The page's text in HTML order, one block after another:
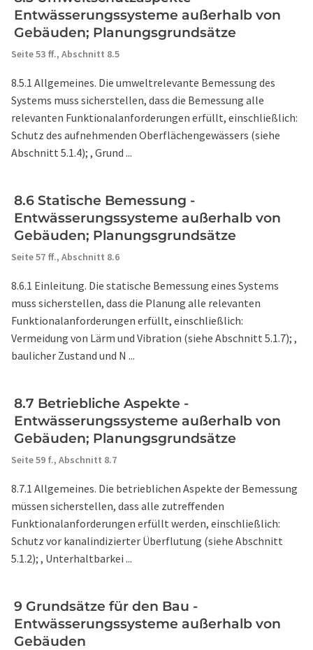
Entwässerungssysteme außerhalb von
Gebäuden; Planungsgrundsätze
Seite 53 ff., Abschnitt 8.5
8.5.1 Allgemeines. Die umweltrelevante Bemessung des
Systems muss sicherstellen, dass die Bemessung alle
relevanten Funktionalanforderungen erfüllt, einschließlich:
Schutz des aufnehmenden Oberflächengewässers (siehe
Abschnitt 5.1.4); , Grund ...
8.6 Statische Bemessung -
Entwässerungssysteme außerhalb von
Gebäuden; Planungsgrundsätze
Seite 57 ff., Abschnitt 8.6
8.6.1 Einleitung. Die statische Bemessung eines Systems
muss sicherstellen, dass die Planung alle relevanten
Funktionalanforderungen erfüllt, einschließlich:
Vermeidung von Lärm und Vibration (siehe Abschnitt 5.1.7); ,
baulicher Zustand und N ...
8.7 Betriebliche Aspekte -
Entwässerungssysteme außerhalb von
Gebäuden; Planungsgrundsätze
Seite 59 f., Abschnitt 8.7
8.7.1 Allgemeines. Die betrieblichen Aspekte der Bemessung
müssen sicherstellen, dass alle zutreffenden
Funktionalanforderungen erfüllt werden, einschließlich:
Schutz vor kanalindizierter Überflutung (siehe Abschnitt
5.1.2); , Unterhaltbarkei ...
9 Grundsätze für den Bau -
Entwässerungssysteme außerhalb von
Gebäuden